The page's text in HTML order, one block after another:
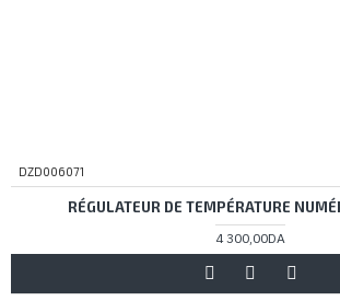
DZD006071
RÉGULATEUR DE TEMPÉRATURE
4 300,00DA